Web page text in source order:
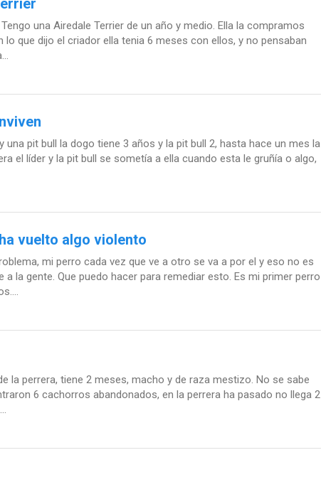
una Airedale Terrier de un año y medio. Ella la compramos
lo que dijo el criador ella tenia 6 meses con ellos, y no pensaban
pit bull la dogo tiene 3 años y la pit bull 2, hasta hace un mes la
el líder y la pit bull se sometía a ella cuando esta le gruñía o algo,
vuelto algo violento
mi perro cada vez que ve a otro se va a por el y eso no es
la gente. Que puedo hacer para remediar esto. Es mi primer perro
la perrera, tiene 2 meses, macho y de raza mestizo. No se sabe
6 cachorros abandonados, en la perrera ha pasado no llega 2